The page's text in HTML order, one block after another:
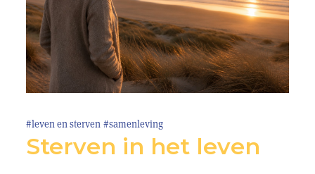
#leven en sterven #samenleving
Sterven in het leven